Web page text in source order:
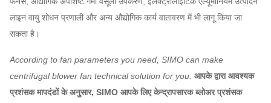
लाइन वायु शोधन प्रणाली और अन्य औद्योगिक कार्य वातावरण में भी लागू किया जा
सकता है।
According to fan parameters you need, SIMO can make
centrifugal blower fan technical solution for you. आपके द्वारा आवश्यक
प्रशंसक मापदंडों के अनुसार, SIMO आपके लिए केन्द्रापसारक ब्लोअर प्रशंसक